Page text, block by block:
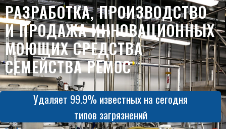
РАЗРАБОТКА, ПРОИЗВОДСТВО
И ПРОДАЖА ИННОВАЦИОННЫХ
МОЮЩИХ СРЕДСТВА
СЕМЕЙСТВА РЕМОС
Удаляет 99.9% известных на сегодня
типов загрязнений